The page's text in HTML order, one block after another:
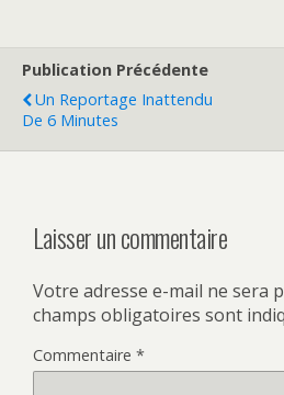
Publication Précédente
Un Reportage Inattendu
De 6 Minutes
Laisser un commentaire
Votre adresse e-mail ne sera
champs obligatoires sont
Commentaire *